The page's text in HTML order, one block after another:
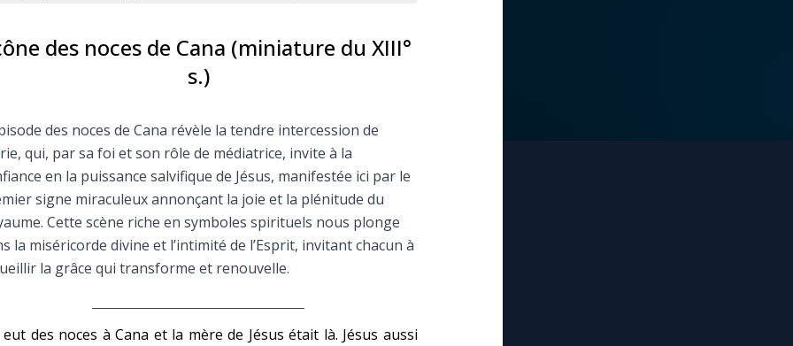
des noces de Cana (miniature du XIII°
s.)
des noces de Cana révèle la tendre intercession de
qui, par sa foi et son rôle de médiatrice, invite à la
en la puissance salvifique de Jésus, manifestée ici par le
signe miraculeux annonçant la joie et la plénitude du
Cette scène riche en symboles spirituels nous plonge
la miséricorde divine et l’intimité de l’Esprit, invitant chacun à
la grâce qui transforme et renouvelle.
des noces à Cana et la mère de Jésus était là. Jésus aussi